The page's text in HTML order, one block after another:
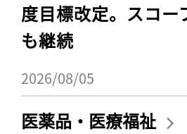
度目標改定。スコー
も継続
2026/08/05
医薬品・医療福祉